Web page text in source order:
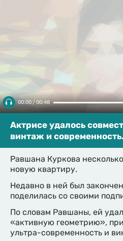
00:00 / 00:48
Актрисе удалось
винтаж и современность.
Равшана Куркова
новую квартиру.
Недавно в ней был
поделилась со своими
По словам Равшаны, ей
«активную геометрию»,
ультра-современность и